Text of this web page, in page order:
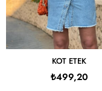
KOT ETEK
₺499,20